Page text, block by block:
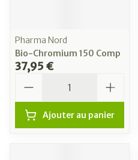
Pharma Nord
Bio-Chromium 150 Comp
37,95 €
Ajouter au panier